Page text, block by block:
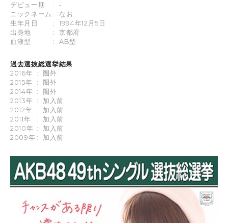
デビュー期
:
-
ニックネーム :
なお
生年月日
:
1994年12月5日
出身地
:
京都府
血液型
: AB型
過去選抜総選挙結果
2016年 :
圏外
2015年
:
圏外
2014年 :
圏外
2013年 :
加入前
2012年
:
加入前
2011年
:
加入前
2010年 :
加入前
2009年 : 加入前